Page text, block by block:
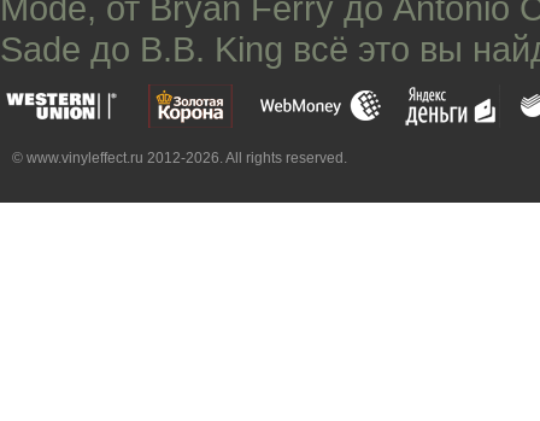
Sade до B.B. King всё это вы
© www.vinyleffect.ru 2012-2026. All rights reserved.